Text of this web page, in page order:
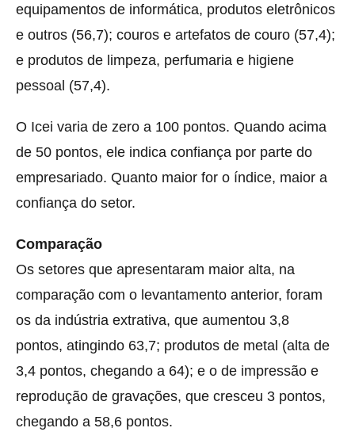
equipamentos de informática, produtos eletrônicos
e outros (56,7); couros e artefatos de couro (57,4);
e produtos de limpeza, perfumaria e higiene
pessoal (57,4).
O Icei varia de zero a 100 pontos. Quando acima
de 50 pontos, ele indica confiança por parte do
empresariado. Quanto maior for o índice, maior a
confiança do setor.
Comparação
Os setores que apresentaram maior alta, na
comparação com o levantamento anterior, foram
os da indústria extrativa, que aumentou 3,8
pontos, atingindo 63,7; produtos de metal (alta de
3,4 pontos, chegando a 64); e o de impressão e
reprodução de gravações, que cresceu 3 pontos,
chegando a 58,6 pontos.